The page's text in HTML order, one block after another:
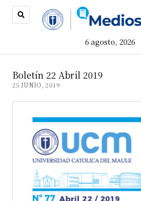
6 agosto, 2026
Boletín 22 Abril 2019
25 JUNIO, 2019